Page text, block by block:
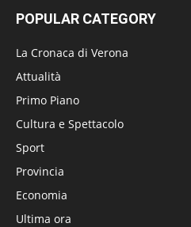
POPULAR CATEGORY
La Cronaca di Verona
Attualità
Primo Piano
Cultura e Spettacolo
Sport
Provincia
Economia
Ultima ora